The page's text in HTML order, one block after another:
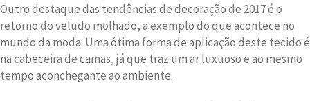
Outro destaque das tendências de decoração de 2017 é o
retorno do veludo molhado, a exemplo do que acontece no
mundo da moda. Uma ótima forma de aplicação deste tecido é
na cabeceira de camas, já que traz um ar luxuoso e ao mesmo
tempo aconchegante ao ambiente.